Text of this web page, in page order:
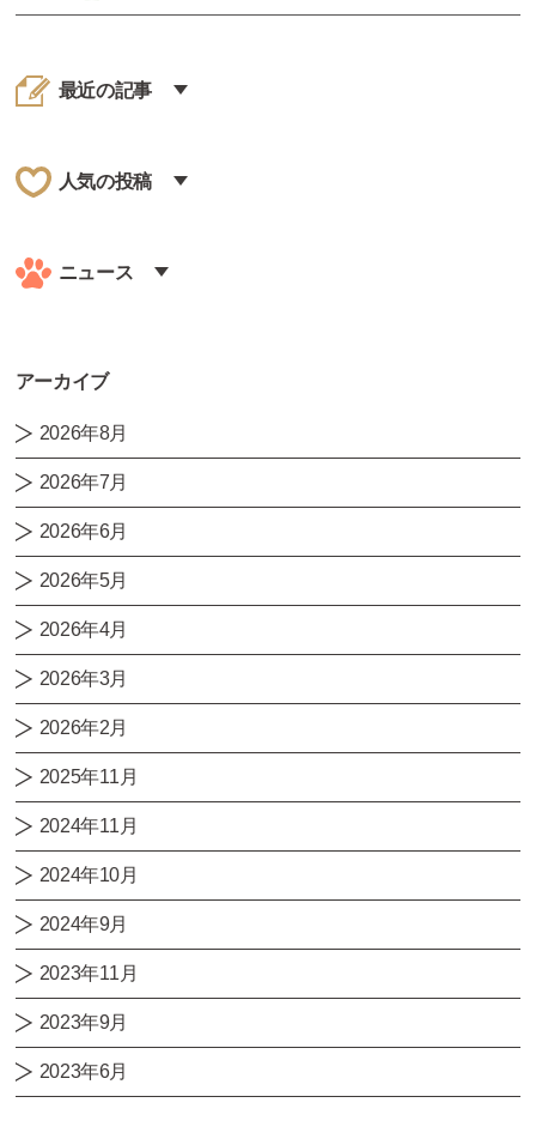
最近の記事
人気の投稿
ニュース
アーカイブ
2026年8月
2026年7月
2026年6月
2026年5月
2026年4月
2026年3月
2026年2月
2025年11月
2024年11月
2024年10月
2024年9月
2023年11月
2023年9月
2023年6月